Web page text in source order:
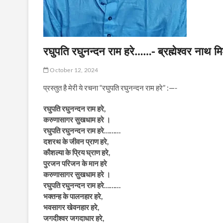
रघुपति रघुनन्दन राम हरे……- ब्रह्मेश्वर नाथ
October 12, 2024
प्रस्तुत है मेरी ये रचना “रघुपति रघुनन्दन राम हरे” :—-
रघुपति रघुनन्दन राम हरे,
करुणासागर सुखधाम हरे ।
रघुपति रघुनन्दन राम हरे………
दशरथ के जीवन प्राण हरे,
कौशल्या के प्रिय घ्राण हरे,
पुरजन परिजन के मान हरे
करुणासागर सुखधाम हरे ।
रघुपति रघुनन्दन राम हरे………
भक्तन्ह के पालनहार हरे,
भवसागर खेवनहार हरे,
जगदीश्वर जगदाधार हरे,